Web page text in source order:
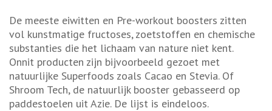
De meeste eiwitten en Pre-workout boosters zitten
vol kunstmatige fructoses, zoetstoffen en chemische
substanties die het lichaam van nature niet kent.
Onnit producten zijn bijvoorbeeld gezoet met
natuurlijke Superfoods zoals Cacao en Stevia. Of
Shroom Tech, de natuurlijk booster gebasseerd op
paddestoelen uit Azie. De lijst is eindeloos.